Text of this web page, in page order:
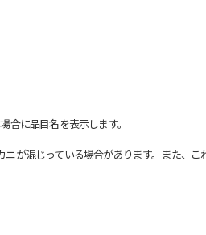
に品目名を表示します。
混じっている場合があります。また、こ